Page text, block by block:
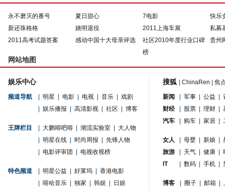
永不磨灭的番号 夏日甜心 7电影
快乐
新还珠格格
姚明退役 2011上海车展
私募
2011高考试题答案
感动中国十大母亲评选
社区2010年度行业口碑
榜
贵州
网站地图
娱乐中心
频道导航 明星 电影 电视 音乐
戏剧
娱乐播报 高清影视 社区 博客
王牌栏目 大鹏嘚吧嘚 潮流实验室
大人物
明星在线 时尚周报
先锋人物
电影评审团 电视收视榜
特色频道 明星公益 好莱坞
香港电影
嘻哈音乐 独家 韩娱 日娱
搜狐 ChinaRen 焦
新闻 军事 公益
财经
股票 理财
汽车
购车 家居
女人 母婴 新娘
旅游
天气 健康
IT
数码 手机
博客 圈子 邮箱